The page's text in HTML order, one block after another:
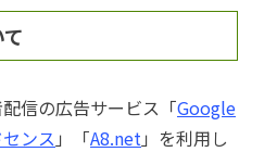
信の広告サービス「Google
ンス 」「A8.net」を利用し